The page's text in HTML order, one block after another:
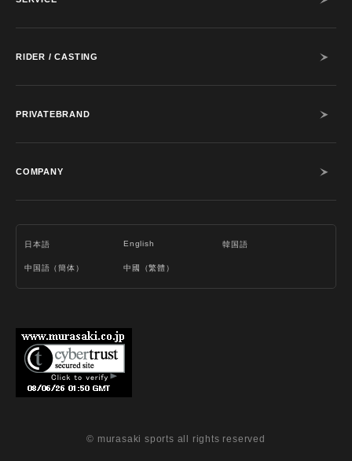
RIDER / CASTING
PRIVATEBRAND
COMPANY
日本語 English 韓国語
中国語（簡体） 中國（繁體）
© murasaki sports all rights reserved